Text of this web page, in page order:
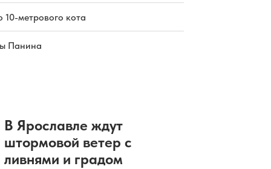
10-метрового кота
Панина
В Ярославле ждут
штормовой ветер с
ливнями и градом